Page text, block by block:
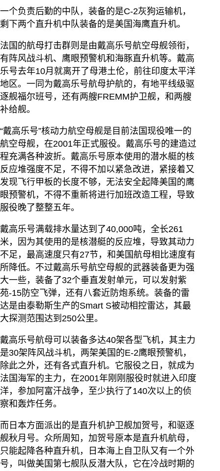
一个负责后勤的中队，装备的是C-2灰狗运输机，
剩下两个直升机中队装备的是美国海鹰直升机。
法国的航母打击群则是由戴高乐号航空母舰领衔，
有阵风战斗机、鹰眼预警机和海豚直升机等。戴高
乐号去年10月就离开了母港土伦，前往印度太平洋
地区。一同为戴高乐号航母护航的，有地平线级驱
逐舰福尔班号，还有两艘FREMM护卫舰，和两艘
补给舰。
“戴高乐号”核动力航空母舰是目前法国现役唯一的
航空母舰，在2001年正式服役。戴高乐号的建造过
程充满各种波折。戴高乐号原本使用的潜水艇的核
反应堆强度不足，不得不加以紧急改进，紧接着又
发现飞行甲板的长度不够，无法安全起降美国的鹰
眼预警机，不得不重新将进行加班改造工程，导致
服役晚了整整五年。
戴高乐号满载排水量达到了40,000吨，全长261
米，因为其使用的是核潜艇的反应堆，导致其动力
不足，最高速度只有27节，和美国航母相比速度有
所降低。不过戴高乐号航空母舰的武器装备更为强
大一些，装备了32个垂直发射单元，可以发射紫
苑-15防空飞弹，还有八套近防炮系统。装备的雷
达是由泰勒斯生产的Smart S被动相控雷达，其最
大探测范围达到250公里。
戴高乐号航母可以装备多达40架各型飞机，其主力
是30架阵风战斗机，两架美国的E-2鹰眼预警机，
除此之外，还有各式直升机。它服役之日，就成为
法国海军的主力，在2001年刚刚服役时就进入印度
洋，参加阿富汗战争，至少执行了140次以上的侦
察和轰炸任务。
而日本方面派出的是直升机护卫舰加贺号，和驱逐
舰秋月号。众所周知，加贺号原本是直升机航母，
只能起降各种直升机，日本海上自卫队又有一个外
号，叫做美国第七舰队反潜大队，它在冷战时期的